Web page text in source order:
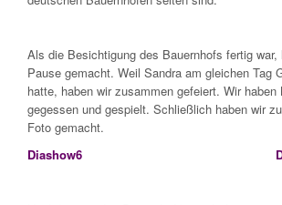
Als die Besichtigung des Bauernhofs fertig war,
Pause gemacht. Weil Sandra am gleichen Tag
hatte, haben wir zusammen gefeiert. Wir haben
gegessen und gespielt. Schließlich haben wir
Foto gemacht.
Diashow6